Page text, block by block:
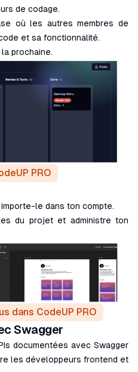
de codage.
où les autres membres de
et sa fonctionnalité.
prochaine.
PRO
le dans ton compte.
du projet et administre ton
dans CodeUP PRO
Swagger
documentées avec Swagger
les développeurs frontend et